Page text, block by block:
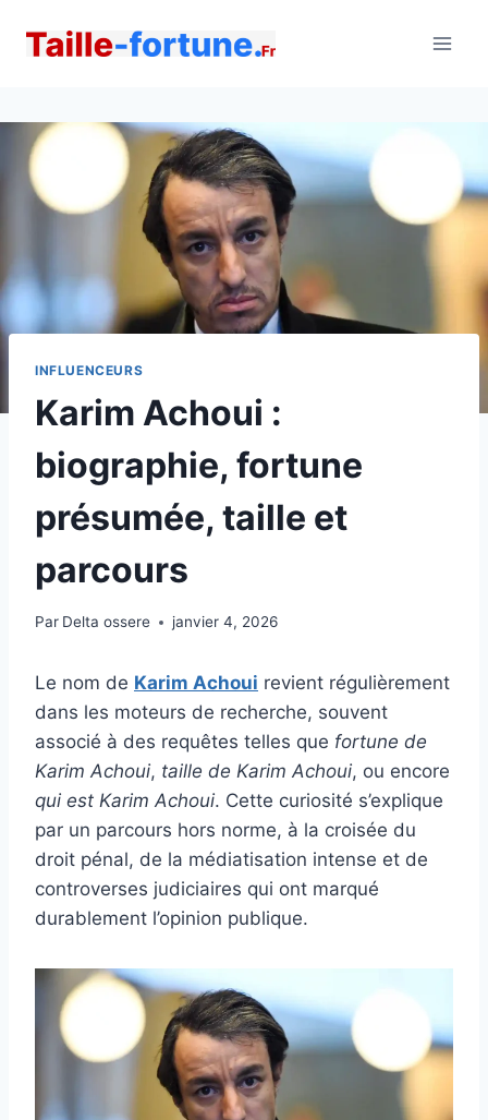
INFLUENCEURS
Karim Achoui :
biographie, fortune
présumée, taille et
parcours
Par Delta ossere janvier 4, 2026
Le nom de Karim Achoui revient régulièrement
dans les moteurs de recherche, souvent
associé à des requêtes telles que fortune de
Karim Achoui, taille de Karim Achoui, ou encore
qui est Karim Achoui. Cette curiosité s’explique
par un parcours hors norme, à la croisée du
droit pénal, de la médiatisation intense et de
controverses judiciaires qui ont marqué
durablement l’opinion publique.